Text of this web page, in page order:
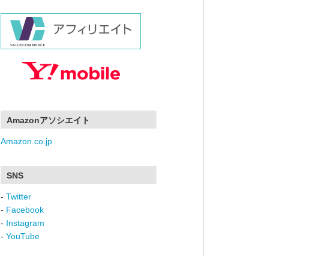
Amazonアソシエイト
Amazon.co.jp
SNS
- Twitter
- Facebook
- Instagram
- YouTube